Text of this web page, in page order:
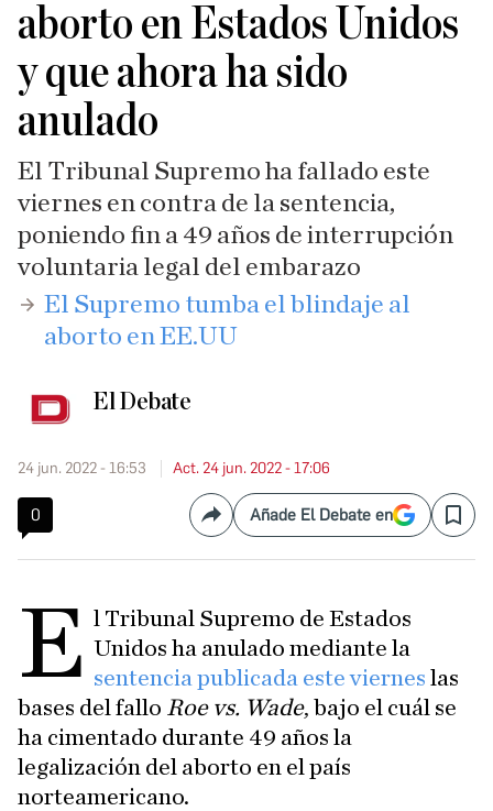
aborto en Estados Unidos
y que ahora ha sido
anulado
El Tribunal Supremo ha fallado este
viernes en contra de la sentencia,
poniendo fin a 49 años de interrupción
voluntaria legal del embarazo
​El Supremo tumba el blindaje al
aborto en EE.UU
El Debate
24 jun. 2022 - 16:53 Act. 24 jun. 2022 - 17:06
0 CompartirAñade El Debate en Save
E l Tribunal Supremo de Estados
Unidos ha anulado mediante la
sentencia publicada este viernes las
bases del fallo Roe vs. Wade, bajo el cuál se
ha cimentado durante 49 años la
legalización del aborto en el país
norteamericano.